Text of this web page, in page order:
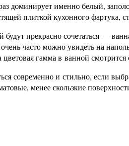
доминирует именно белый,
плиткой кухонного фартука,
прекрасно сочетаться —
часто можно увидеть на
цветовая гамма в ванной
современно и стильно, если
менее скользкие